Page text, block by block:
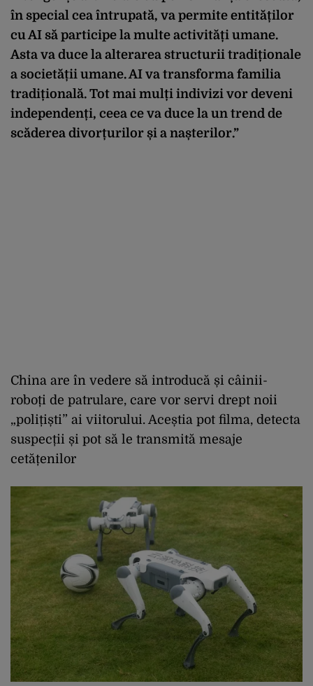
în special cea întrupată, va permite entităților
cu AI să participe la multe activități umane.
Asta va duce la alterarea structurii tradiționale
a societății umane. AI va transforma familia
tradițională. Tot mai mulți indivizi vor deveni
independenți, ceea ce va duce la un trend de
scăderea divorțurilor și a nașterilor.”
China are în vedere să introducă și câinii-
roboți de patrulare, care vor servi drept noii
„polițiști” ai viitorului. Aceștia pot filma, detecta
suspecții și pot să le transmită mesaje
cetățenilor